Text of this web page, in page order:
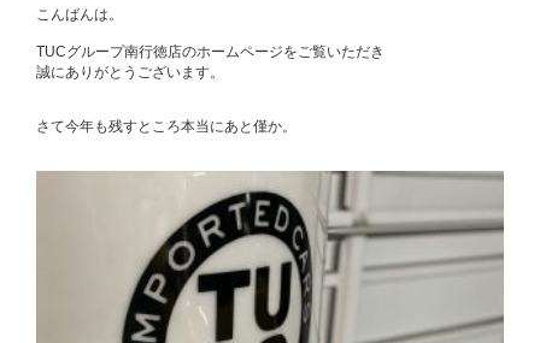
こんばんは。
TUCグループ南行徳店のホームページをご覧いただき
誠にありがとうございます。
さて今年も残すところ本当にあと僅か。